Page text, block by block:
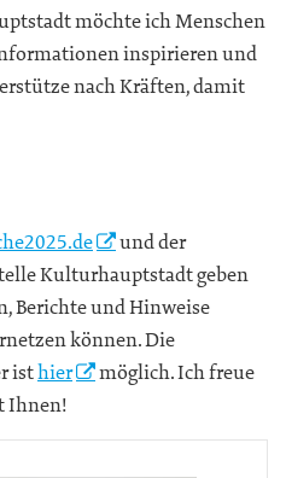
möchte ich Menschen
inspirieren und
nach Kräften, damit
und der
Kulturhauptstadt geben
Berichte und Hinweise
können. Die
isthier
möglich. Ich freue
Ihnen!